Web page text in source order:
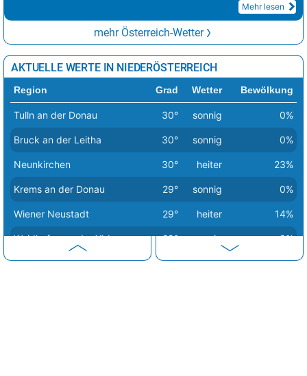
Mehr lesen
mehr Österreich-Wetter
AKTUELLE WERTE IN NIEDERÖSTERREICH
Region Grad Wetter Bewölkung
Tulln an der Donau 30° sonnig 0%
Bruck an der Leitha 30° sonnig 0%
Neunkirchen 30° heiter 23%
Krems an der Donau 29° sonnig 0%
Wiener Neustadt 29° heiter 14%
Waidhofen an der Ybbs 29° sonnig 9%
Scheibbs 29° sonnig 0%